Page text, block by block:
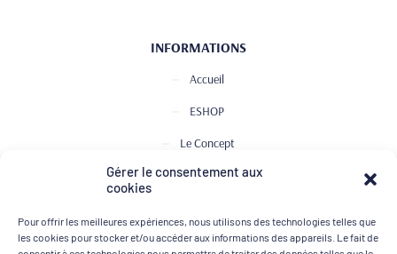
Gérer le consentement aux
cookies
Pour offrir les meilleures expériences, nous utilisons des technologies telles que
les cookies pour stocker et/ou accéder aux informations des appareils. Le fait de
INFORMATIONS
Accueil
ESHOP
Le Concept
Club de Dégustation
Contact